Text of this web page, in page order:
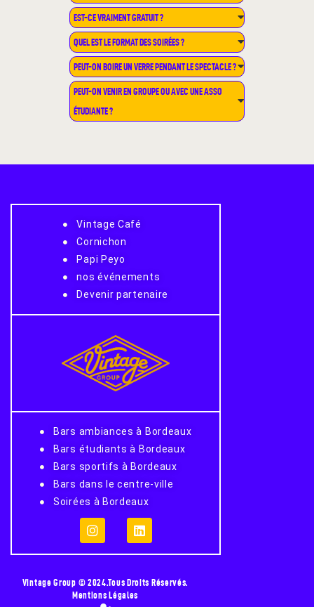
EST-CE VRAIMENT GRATUIT ?
QUEL EST LE FORMAT DES SOIRÉES ?
PEUT-ON BOIRE UN VERRE PENDANT LE SPECTACLE ?
PEUT-ON VENIR EN GROUPE OU AVEC UNE ASSO
ÉTUDIANTE ?
Vintage Café
Cornichon
Papi Peyo
nos événements
Devenir partenaire
Bars ambiances à Bordeaux
Bars étudiants à Bordeaux
Bars sportifs à Bordeaux
Bars dans le centre-ville
Soirées à Bordeaux
Vintage Group © 2024.Tous Droits Réservés.
Mentions Légales